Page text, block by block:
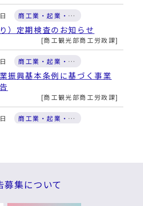
商工業・起業・金融支援
）定期検査のお知らせ
商工観光部商工労政課
商工業・起業・金融支援
振興基本条例に基づく事業
商工観光部商工労政課
商工業・起業・金融支援
商工観光部商工労政課
募集について